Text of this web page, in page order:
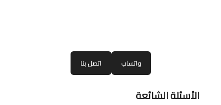
واتساب اتصل بنا
الأسئلة الشائعة